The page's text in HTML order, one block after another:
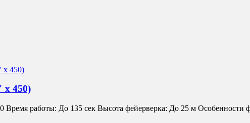
х 450)
работы: До 135 сек Высота фейерверка: До 25 м Особенности